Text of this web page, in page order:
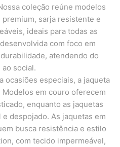
coleção reúne modelos
sarja resistente e
ideais para todas as
com foco em
atendendo do
ao social.
ocasiões especiais, a jaqueta
em couro oferecem
enquanto as jaquetas
despojado. As jaquetas em
busca resistência e estilo
com tecido impermeável,